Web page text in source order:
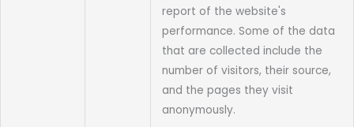
report of the website's
performance. Some of the data
that are collected include the
number of visitors, their source,
and the pages they visit
anonymously.